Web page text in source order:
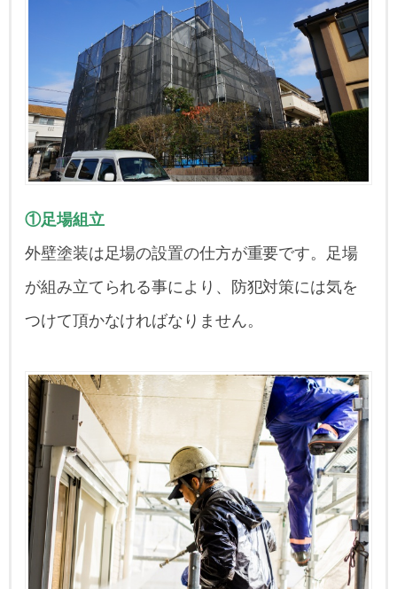
①足場組立
外壁塗装は足場の設置の仕方が重要です。足場
が組み立てられる事により、防犯対策には気を
つけて頂かなければなりません。